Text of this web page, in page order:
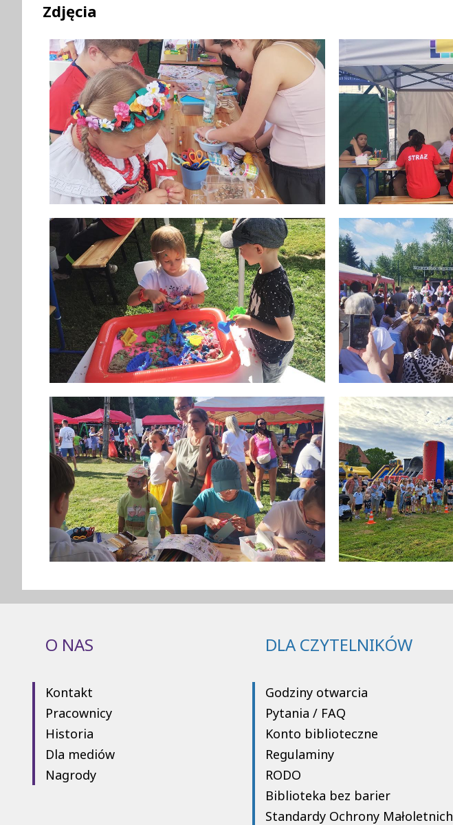
Zdjęcia
O NAS
Kontakt
Pracownicy
Historia
Dla mediów
Nagrody
DLA CZYTELNIKÓW
Godziny otwarcia
Pytania / FAQ
Konto biblioteczne
Regulaminy
RODO
Biblioteka bez barier
Standardy Ochrony Małoletnich